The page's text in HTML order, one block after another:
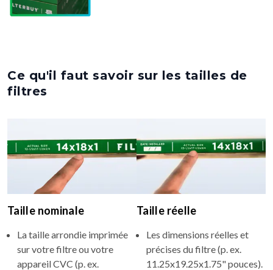
Ce qu'il faut savoir sur les tailles de
filtres
Taille nominale
La taille arrondie imprimée
sur votre filtre ou votre
appareil CVC (p. ex.
Taille réelle
Les dimensions réelles et
précises du filtre (p. ex.
11.25x19.25x1.75" pouces).